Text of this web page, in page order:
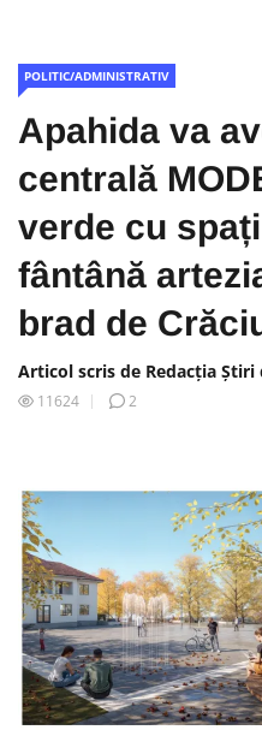
POLITIC/ADMINISTRATIV
Apahida va
centrală
verde cu
fântână
brad de
Articol scris de Redacția Știri
11624
2